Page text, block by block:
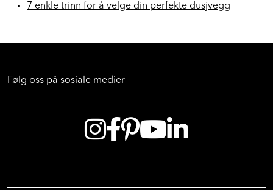
7 enkle trinn for å velge din perfekte dusjvegg
Følg oss på sosiale medier